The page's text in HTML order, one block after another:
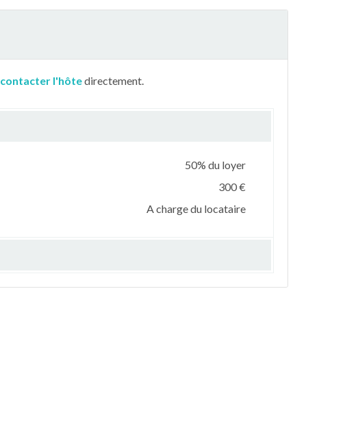
contacter l'hôtedirectement.
50% du loyer
300 €
A charge du locataire